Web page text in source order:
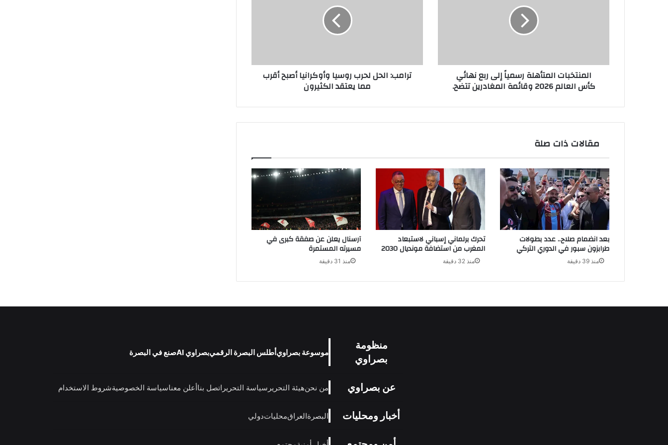
يعتقد
الكثيرون
ترامب: الحل لحرب روسيا وأوكرانيا أصبح أقرب
مما يعتقد الكثيرون
2026
المغادرين
المنتخبات المتأهلة رسمياً إلى ربع نهائي
كأس العالم 2026 وقائمة المغادرين تتضح.
مقالات ذات صلة
آرسنال يعلن عن صفقة كبرى في
مسيرته المستمرة
منذ 31 دقيقة
تحرك برلماني إسباني لاستبعاد
المغرب من استضافة مونديال 2030
منذ 32 دقيقة
بعد انضمام صلاح.. عدد بطولات
طرابزون سبور في الدوري التركي
منذ 39 دقيقة
منظومة
بصراوي
موسوعة بصراويأطلس البصرة الرقميبصراوي AI صنع في البصرة
عن بصراوي من نحنهيئة التحرير سياسة التحرير اتصل بناأعلن معناسياسة الخصوصيةشروط الاستخدام
أخبار ومحليات البصرةالعراقمحلياتدولي